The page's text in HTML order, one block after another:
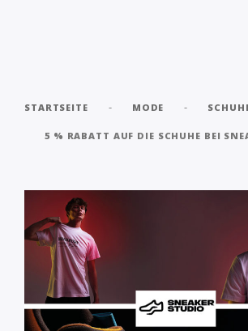
STARTSEITE - MODE -
5 % RABATT AUF DIE SCHUHE BEI